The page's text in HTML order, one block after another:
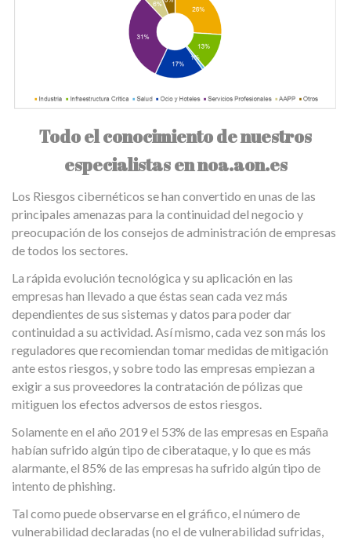
Todo el conocimiento de nuestros
especialistas en noa.aon.es
Los Riesgos cibernéticos se han convertido en unas de las
principales amenazas para la continuidad del negocio y
preocupación de los consejos de administración de empresas
de todos los sectores.
La rápida evolución tecnológica y su aplicación en las
empresas han llevado a que éstas sean cada vez más
dependientes de sus sistemas y datos para poder dar
continuidad a su actividad. Así mismo, cada vez son más los
reguladores que recomiendan tomar medidas de mitigación
ante estos riesgos, y sobre todo las empresas empiezan a
exigir a sus proveedores la contratación de pólizas que
mitiguen los efectos adversos de estos riesgos.
Solamente en el año 2019 el 53% de las empresas en España
habían sufrido algún tipo de ciberataque, y lo que es más
alarmante, el 85% de las empresas ha sufrido algún tipo de
intento de phishing.
Tal como puede observarse en el gráfico, el número de
vulnerabilidad declaradas (no el de vulnerabilidad sufridas,